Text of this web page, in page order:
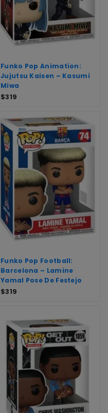
Funko Pop Animation:
Jujutsu Kaisen – Kasumi
Miwa
$319
Funko Pop Football:
Barcelona – Lamine
Yamal Pose De Festejo
$319